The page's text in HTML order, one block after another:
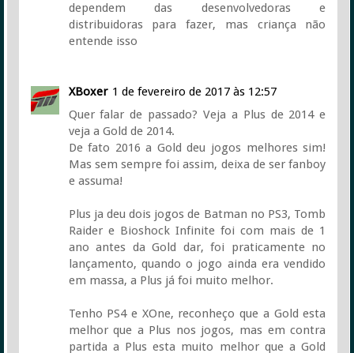
dependem das desenvolvedoras e
distribuidoras para fazer, mas criança não
entende isso
XBoxer 1 de fevereiro de 2017 às 12:57
Quer falar de passado? Veja a Plus de 2014 e
veja a Gold de 2014.
De fato 2016 a Gold deu jogos melhores sim!
Mas sem sempre foi assim, deixa de ser fanboy
e assuma!
Plus ja deu dois jogos de Batman no PS3, Tomb
Raider e Bioshock Infinite foi com mais de 1
ano antes da Gold dar, foi praticamente no
lançamento, quando o jogo ainda era vendido
em massa, a Plus já foi muito melhor.
Tenho PS4 e XOne, reconheço que a Gold esta
melhor que a Plus nos jogos, mas em contra
partida a Plus esta muito melhor que a Gold